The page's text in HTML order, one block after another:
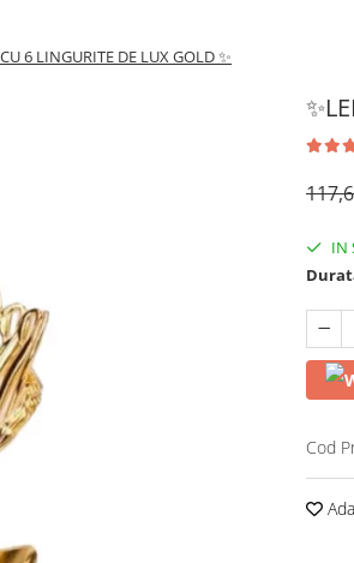
6 LINGURITE DE LUX GOLD ✨
IN
Cod